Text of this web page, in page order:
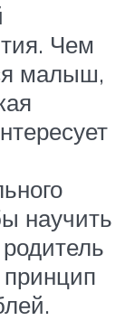
Чем
малыш,
научить